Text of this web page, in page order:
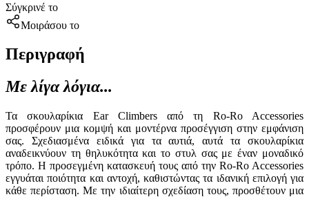
Σύγκρινέ το
Μοιράσου το
Περιγραφή
Με λίγα λόγια...
Τα σκουλαρίκια Ear Climbers από τη Ro-Ro Accessories
προσφέρουν μια κομψή και μοντέρνα προσέγγιση στην εμφάνιση
σας. Σχεδιασμένα ειδικά για τα αυτιά, αυτά τα σκουλαρίκια
αναδεικνύουν τη θηλυκότητα και το στυλ σας με έναν μοναδικό
τρόπο. Η προσεγμένη κατασκευή τους από την Ro-Ro Accessories
εγγυάται ποιότητα και αντοχή, καθιστώντας τα ιδανική επιλογή για
κάθε περίσταση. Με την ιδιαίτερη σχεδίαση τους, προσθέτουν μια